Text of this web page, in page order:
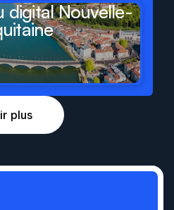
digital Nouvelle-
plus